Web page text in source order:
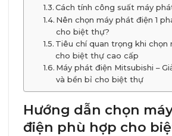
Cách tính công suất máy
Nên chọn máy phát điện 1
cho biệt thự?
Tiêu chí quan trọng khi chọn
cho biệt thự cao cấp
Máy phát điện Mitsubishi –
và bền bỉ cho biệt thự
Hướng dẫn chọn
điện phù hợp cho